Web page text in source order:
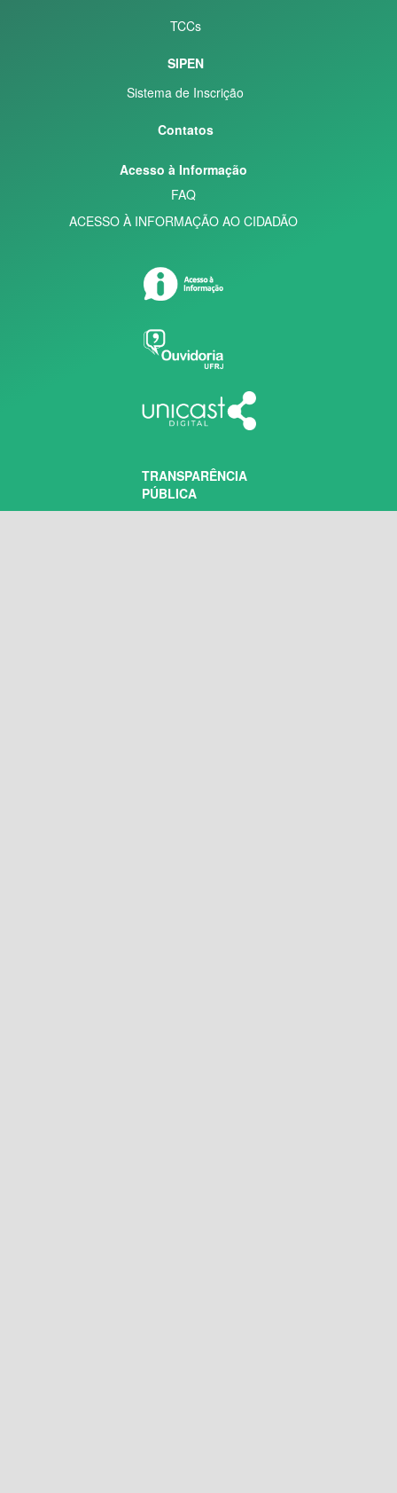
TCCs
SIPEN
Sistema de Inscrição
Contatos
Acesso à Informação
FAQ
ACESSO À INFORMAÇÃO AO CIDADÃO
TRANSPARÊNCIA
PÚBLICA